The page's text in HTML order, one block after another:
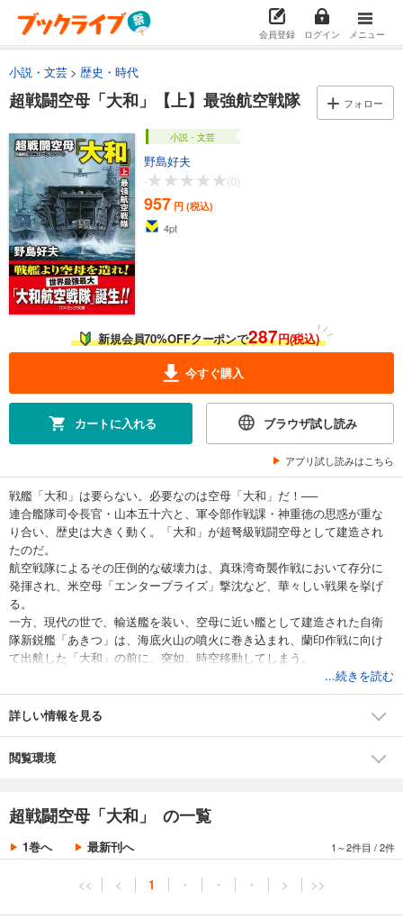
会員登録 ログイン メニュー
小説・文芸 歴史・時代
超戦闘空母「大和」【上】最強航空戦隊 フォロー
小説・文芸
野島好夫
-
(0)
957 円 (税込)
4pt
新規会員70%OFFクーポンで287円(税込)
今すぐ購入
カートに入れる ブラウザ試し読み
アプリ試し読みはこちら
戦艦「大和」は要らない。必要なのは空母「大和」だ！──
連合艦隊司令長官・山本五十六と、軍令部作戦課・神重徳の思惑が重な
り合い、歴史は大きく動く。「大和」が超弩級戦闘空母として建造され
たのだ。
航空戦隊によるその圧倒的な破壊力は、真珠湾奇襲作戦において存分に
発揮され、米空母「エンタープライズ」撃沈など、華々しい戦果を挙げ
る。
一方、現代の世で、輸送艦を装い、空母に近い艦として建造された自衛
隊新鋭艦「あきつ」は、海底火山の噴火に巻き込まれ、蘭印作戦に向け
て出航した「大和」の前に、突如、時空移動してしまう。
自衛隊の最新兵器を入手した大和航空戦隊。そしてついに米大艦隊が待
ち受けるミッドウエー海戦に出撃していく……。
大好評を博した架空戦記の金字塔作品!!
本書は2009年5月に小社より刊行された『超戦闘空母「大和」』を再編集
し、改訂・改題したものです。
...続きを読む
詳しい情報を見る
閲覧環境
超戦闘空母「大和」 の一覧
1巻へ 最新刊へ 1～2件目 /2件
<< < 1 ・ ・ ・ > >>